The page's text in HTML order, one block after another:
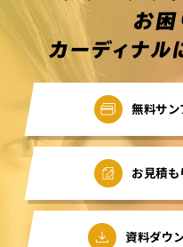
無料サ
お見積
資料ダウ